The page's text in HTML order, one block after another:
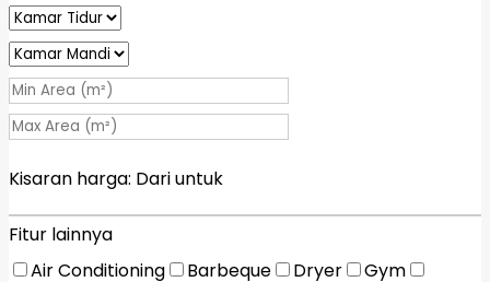
Kisaran harga: Dariuntuk
Fitur lainnya
Air Conditioning
Barbeque Dryer
Gym